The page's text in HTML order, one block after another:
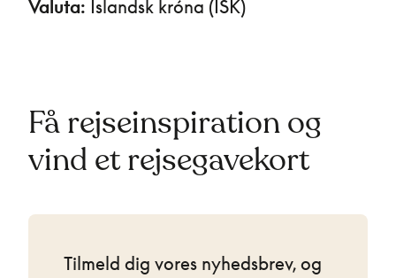
Valuta: Islandsk króna (ISK)
Få rejseinspiration og
vind et rejsegavekort
Tilmeld dig vores nyhedsbrev, og